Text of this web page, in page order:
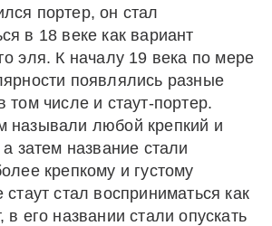
портер, он стал
в 18 веке как вариант
эля. К началу 19 века по мере
появлялись разные
том числе и стаут-портер.
называли любой крепкий и
а затем название стали
крепкому и густому
стаут стал восприниматься как
в его названии стали опускать